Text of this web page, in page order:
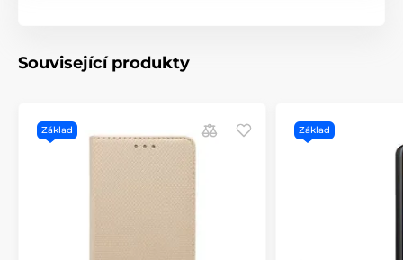
Související produkty
Základ Základ